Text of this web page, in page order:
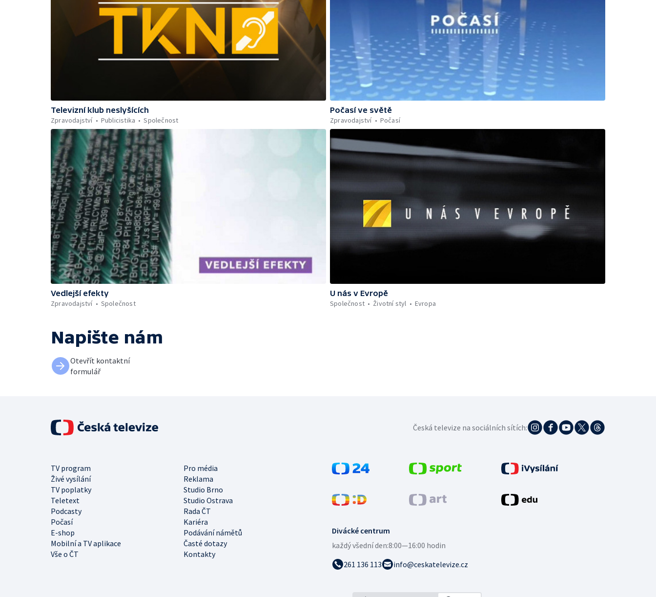
Televizní klub neslyšících
Zpravodajství
Publicistika Společnost
Počasí ve světě
Zpravodajství
Počasí
Vedlejší efekty
Zpravodajství
Společnost
U nás v Evropě
Společnost
Životní styl Evropa
Napište nám
Otevřít kontaktní
formulář
Divácké centrum
každý všední den:8:00—16:00 hodin
261 136 113
info@ceskatelevize.cz
TV program
Pro média
Živé vysílání
Reklama
TV poplatky
Studio Brno
Teletext
Studio Ostrava
Podcasty
Rada ČT
Počasí
Kariéra
E-shop
Podávání námětů
Mobilní a TV aplikace
Časté dotazy
Vše o ČT
Kontakty
Česká televize na sociálních sítích: